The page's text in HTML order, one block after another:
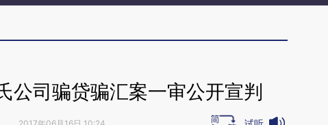
公司骗贷骗汇案一审公开宣判